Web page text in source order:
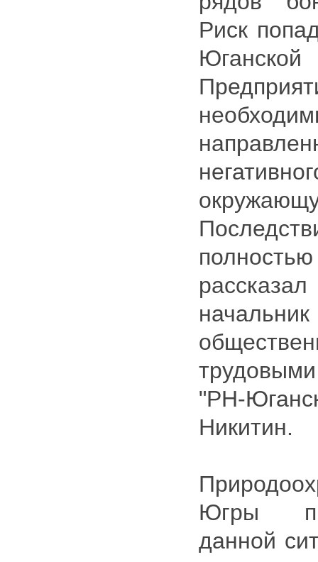
Риск
"РН-
Никитин.
Югры
данной